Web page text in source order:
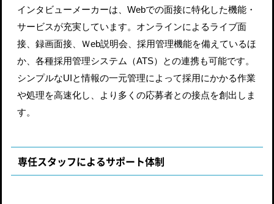
インタビューメーカーは、Webでの面接に特化した機能・
サービスが充実しています。オンラインによるライブ面
接、録画面接、Ｗeb説明会、採用管理機能を備えているほ
か、各種採用管理システム（ATS）との連携も可能です。
シンプルなUIと情報の一元管理によって採用にかかる作業
や処理を高速化し、より多くの応募者との接点を創出しま
す。
専任スタッフによるサポート体制